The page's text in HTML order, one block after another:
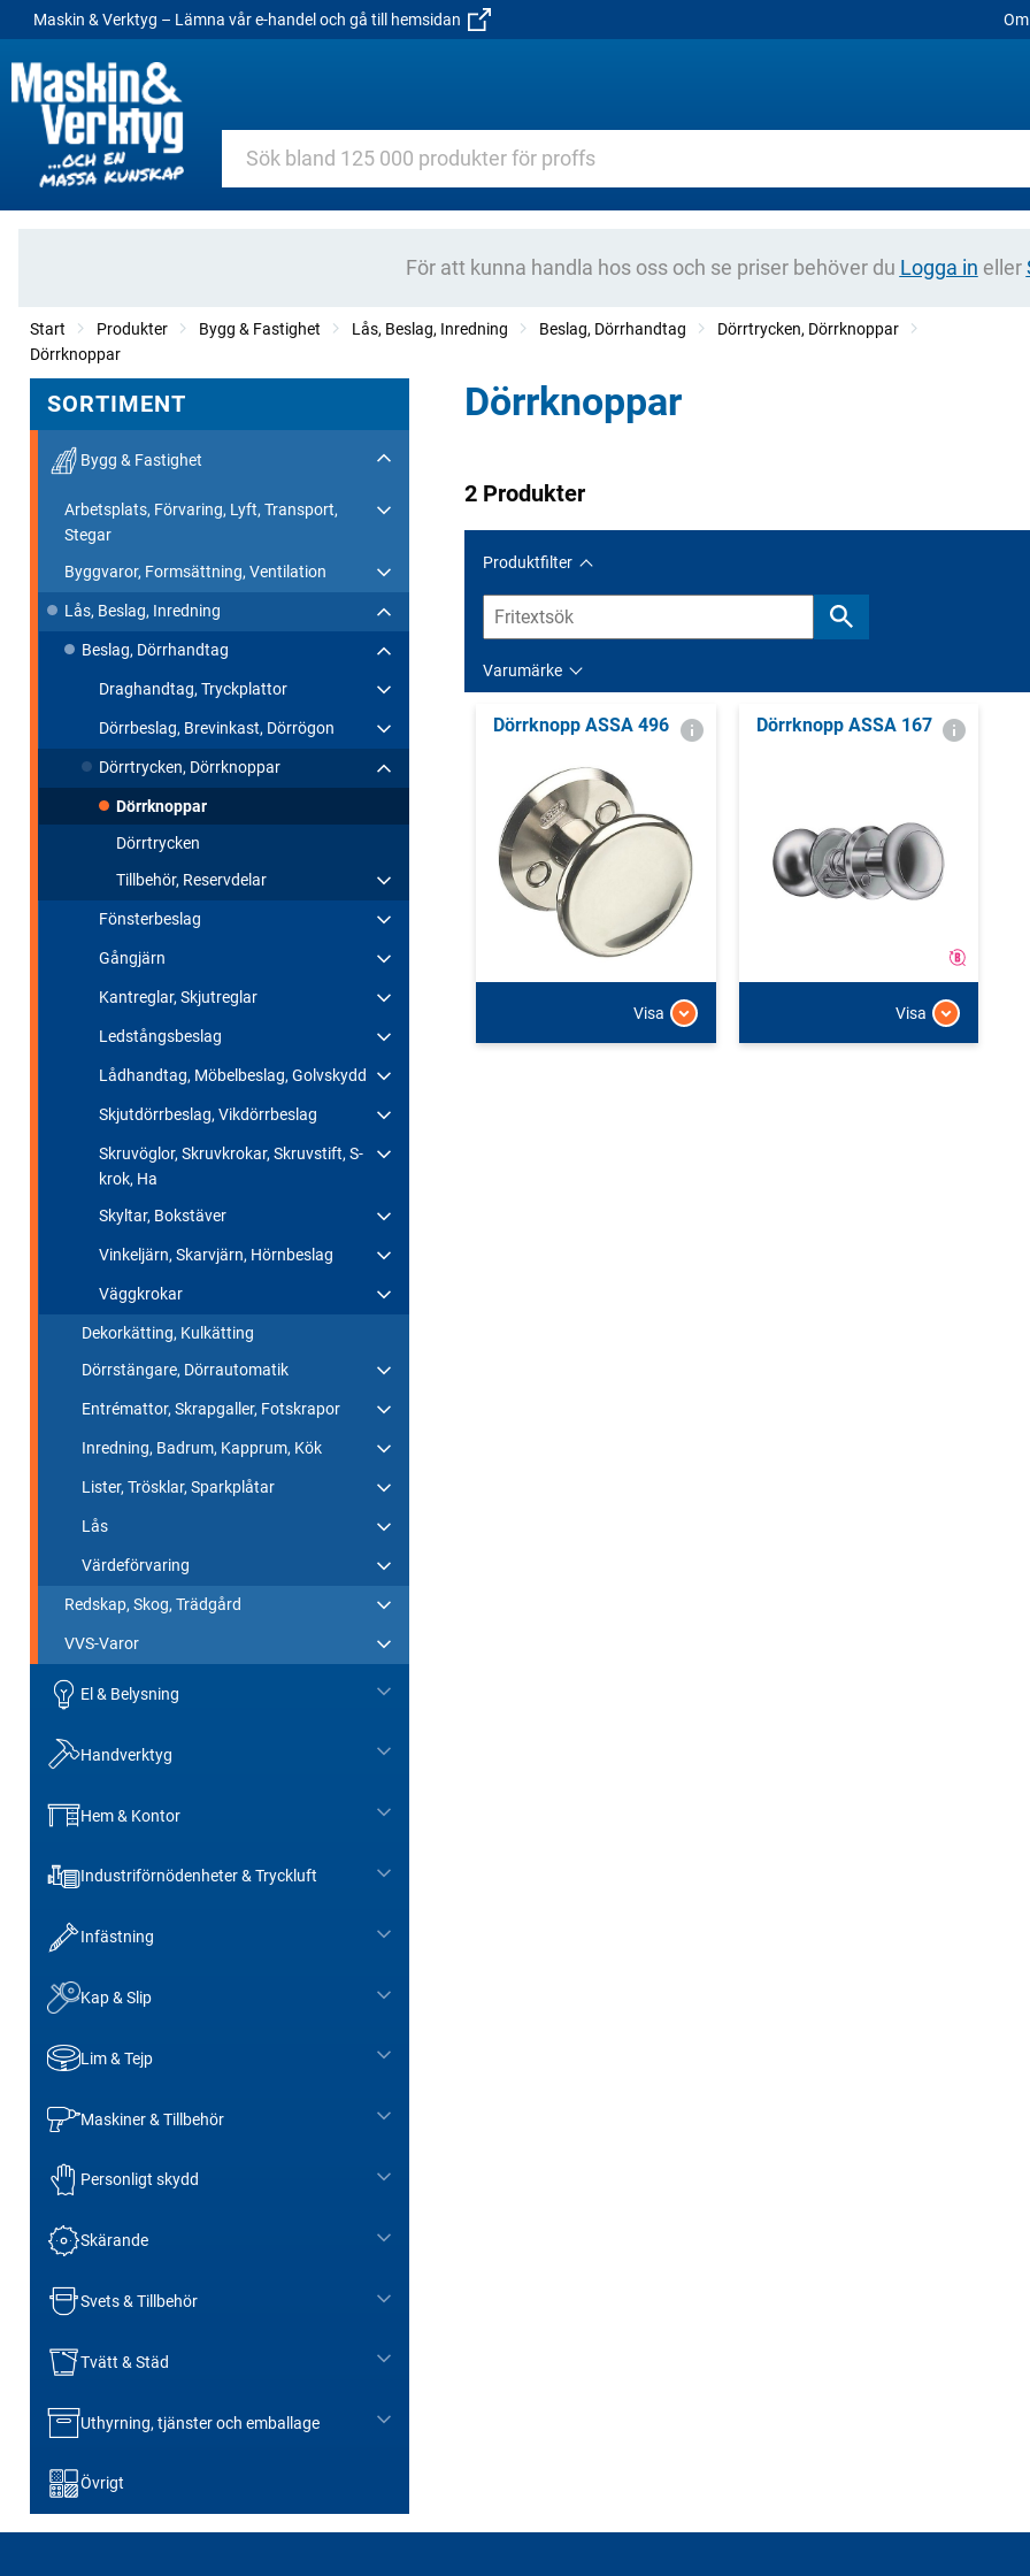
Maskin & Verktyg – Lämna vår e-handel och gå till hemsidan
För att kunna handla hos oss och se priser behöver du Logga in eller
Start Produkter Bygg & Fastighet Lås, Beslag, Inredning Beslag, Dörrhandtag
Dörrtrycken, Dörrknoppar
Dörrknoppar
SORTIMENT
Bygg & Fastighet
Arbetsplats, Förvaring, Lyft, Transport,
Stegar
Byggvaror, Formsättning, Ventilation
Lås, Beslag, Inredning
Beslag, Dörrhandtag
Draghandtag, Tryckplattor
Dörrbeslag, Brevinkast, Dörrögon
Dörrtrycken, Dörrknoppar
Dörrknoppar
Dörrtrycken
Tillbehör, Reservdelar
Fönsterbeslag
Gångjärn
Kantreglar, Skjutreglar
Ledstångsbeslag
Lådhandtag, Möbelbeslag, Golvskydd
Skjutdörrbeslag, Vikdörrbeslag
Skruvöglor, Skruvkrokar, Skruvstift, S-
krok, Ha
Skyltar, Bokstäver
Vinkeljärn, Skarvjärn, Hörnbeslag
Väggkrokar
Dekorkätting, Kulkätting
Dörrstängare, Dörrautomatik
Entrémattor, Skrapgaller, Fotskrapor
Inredning, Badrum, Kapprum, Kök
Lister, Trösklar, Sparkplåtar
Lås
Värdeförvaring
Redskap, Skog, Trädgård
VVS-Varor
El & Belysning
Handverktyg
Hem & Kontor
Industriförnödenheter & Tryckluft
Infästning
Kap & Slip
Lim & Tejp
Maskiner & Tillbehör
Personligt skydd
Skärande
Svets & Tillbehör
Tvätt & Städ
Uthyrning, tjänster och emballage
Övrigt
Dörrknoppar
2 Produkter
Produktfilter
Varumärke
Dörrknopp ASSA 496
Visa
Dörrknopp ASSA 167
Visa